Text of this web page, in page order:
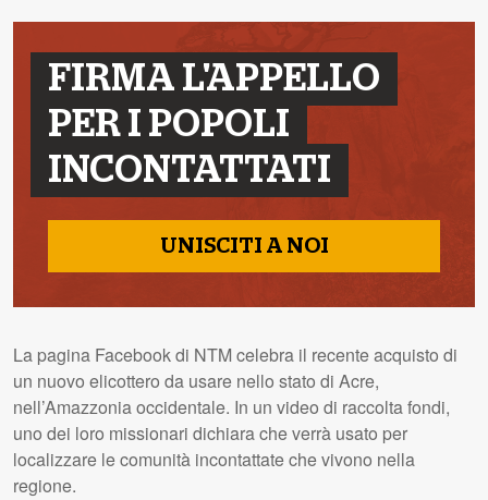
FIRMA L'APPELLO
PER I POPOLI
INCONTATTATI
UNISCITI A NOI
La pagina Facebook di NTM celebra il recente acquisto di
un nuovo elicottero da usare nello stato di Acre,
nell’Amazzonia occidentale. In un video di raccolta fondi,
uno dei loro missionari dichiara che verrà usato per
localizzare le comunità incontattate che vivono nella
regione.